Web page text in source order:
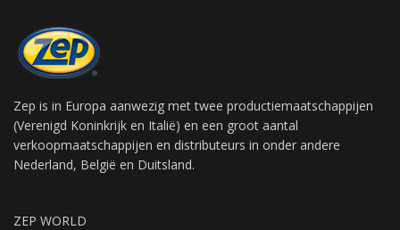
Zep is in Europa aanwezig met twee productiemaatschappijen
(Verenigd Koninkrijk en Italië) en een groot aantal
verkoopmaatschappijen en distributeurs in onder andere
Nederland, België en Duitsland.
ZEP WORLD